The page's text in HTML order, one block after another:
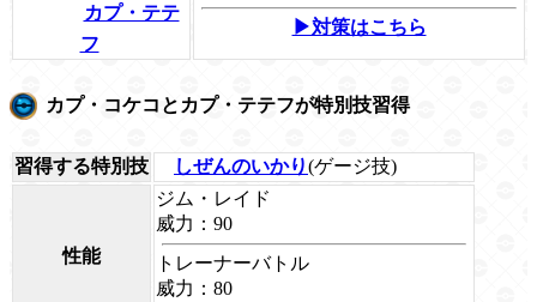
カプ・テテ
フ
▶対策はこちら
カプ・コケコとカプ・テテフが特別技習得
習得する特別技 しぜんのいかり(ゲージ技)
性能
ジム・レイド
威力：90
トレーナーバトル
威力：80